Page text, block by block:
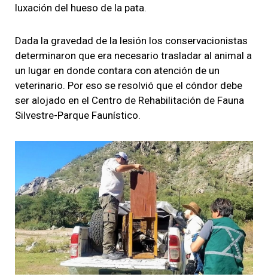
luxación del hueso de la pata.
Dada la gravedad de la lesión los conservacionistas
determinaron que era necesario trasladar al animal a
un lugar en donde contara con atención de un
veterinario. Por eso se resolvió que el cóndor debe
ser alojado en el Centro de Rehabilitación de Fauna
Silvestre-Parque Faunístico.